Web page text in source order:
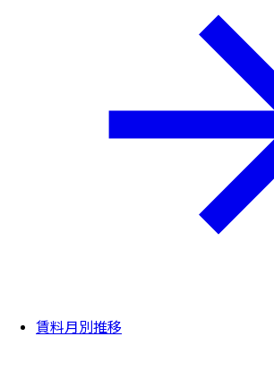
賃料月別推移